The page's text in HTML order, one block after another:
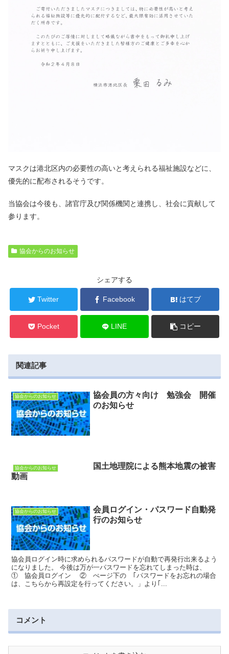
マスクは港北区内の必要性の高いと考えられる福祉施設などに、
優先的に配布されるそうです。
当協会は今後も、諸官庁及び関係機関と連携し、社会に貢献して
参ります。
協会からのお知らせ
シェアする
Twitter Facebook はてブ
Pocket LINE コピー
関連記事
協会からのお知らせ
協会員の方々向け 勉強会 開催
のお知らせ
協会からのお知らせ
国土地理院による熊本地震の被害
動画
協会からのお知らせ
会員ログイン・パスワード自動発
行のお知らせ
協会員ログイン時に求められるパスワードが自動で再発行出来るよう
になりました。 今後は万が一パスワードを忘れてしまった時は、
① 協会員ログイン ② ぺージ下の ｢パスワードをお忘れの場合
は、こちらから再設定を行ってください。」より｢...
コメント